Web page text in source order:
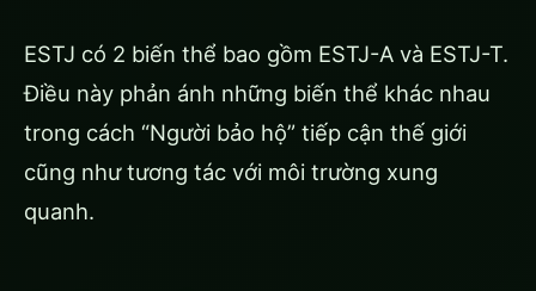
ESTJ có 2 biến thể bao gồm ESTJ-A và ESTJ-T.
Điều này phản ánh những biến thể khác nhau
trong cách “Người bảo hộ” tiếp cận thế giới
cũng như tương tác với môi trường xung
quanh.